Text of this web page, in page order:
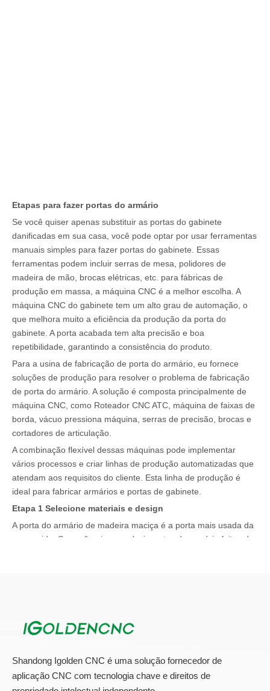
Etapas para fazer portas do armário
Se você quiser apenas substituir as portas do gabinete
danificadas em sua casa, você pode optar por usar ferramentas
manuais simples para fazer portas do gabinete. Essas
ferramentas podem incluir serras de mesa, polidores de
madeira de mão, brocas elétricas, etc. para fábricas de
produção em massa, a máquina CNC é a melhor escolha. A
máquina CNC do gabinete tem um alto grau de automação, o
que melhora muito a eficiência da produção da porta do
gabinete. A porta acabada tem alta precisão e boa
repetibilidade, garantindo a consistência do produto.
Para a usina de fabricação de porta do armário, eu fornece
soluções de produção para resolver o problema de fabricação
de porta do armário. A solução é composta principalmente de
máquina CNC, como Roteador CNC ATC, máquina de faixas de
borda, vácuo pressiona máquina, serras de precisão, brocas e
cortadores de articulação.
A combinação flexível dessas máquinas pode implementar
vários processos e criar linhas de produção automatizadas que
atendam aos requisitos do cliente. Esta linha de produção é
ideal para fabricar armários e portas de gabinete.
Etapa 1 Selecione materiais e design
A porta do armário de madeira maciça é a porta mais usada da
nossa vida. Se você quiser produzir portas de armário feitos de
portas do armário de qualidade de tinta.
Depois de concluir o layout da porta do gabinete no software
começar a cortar e gravar a madeira de acordo com o caminho
Shandong Igolden CNC é uma solução fornecedor de
aplicação CNC com tecnologia chave e direitos de